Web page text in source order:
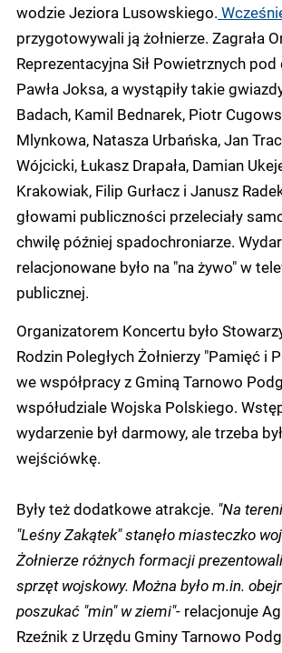
wodzie Jeziora Lusowskiego.
przygotowywali ją żołnierze. Zagrała
Reprezentacyjna Sił Powietrznych pod
Pawła Joksa, a wystąpiły takie
Badach, Kamil Bednarek, Piotr
Mlynkowa, Natasza Urbańska, Jan
Wójcicki, Łukasz Drapała, Damian
Krakowiak, Filip Gurłacz i Janusz
głowami publiczności przeleciały
chwilę później spadochroniarze.
relacjonowane było na "na żywo" w
publicznej.
Organizatorem Koncertu było
Rodzin Poległych Żołnierzy "Pamięć i
we współpracy z Gminą Tarnowo
współudziale Wojska Polskiego.
wydarzenie był darmowy, ale trzeba
wejściówkę.
Były też dodatkowe atrakcje. "Na
"Leśny Zakątek" stanęło miasteczko
Żołnierze różnych formacji
sprzęt wojskowy. Można było m.in.
poszukać "min" w ziemi"- relacjonuje
Rzeźnik z Urzędu Gminy Tarnowo